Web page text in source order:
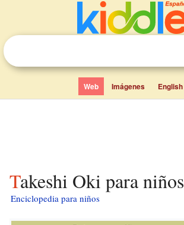
Web Imágenes English
Takeshi Oki para niños
Enciclopedia para niños